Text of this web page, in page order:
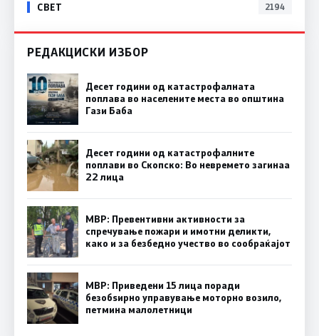
СВЕТ 2194
РЕДАКЦИСКИ ИЗБОР
Десет години од катастрофалната
поплава во населените места во општина
Гази Баба
Десет години од катастрофалните
поплави во Скопско: Во невремето загинаа
22 лица
МВР: Превентивни активности за
спречување пожари и имотни деликти,
како и за безбедно учество во сообраќајот
МВР: Приведени 15 лица поради
безобѕирно управување моторно возило,
петмина малолетници